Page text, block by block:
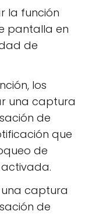
la función
pantalla en
de
los
una captura
de
que
de
una captura
de